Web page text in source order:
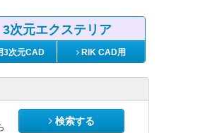
3次元エクステリア
3次元CAD RIK CAD用
検索する